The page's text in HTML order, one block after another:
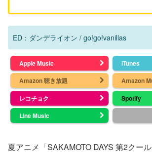
ED：ダンデライオン / go!go!vanillas
Apple Music
iTunes
Amazon 聴き放題
Amazon
レコチョク
Spotify
Line Music
夏アニメ「SAKAMOTO DAYS 第2クー